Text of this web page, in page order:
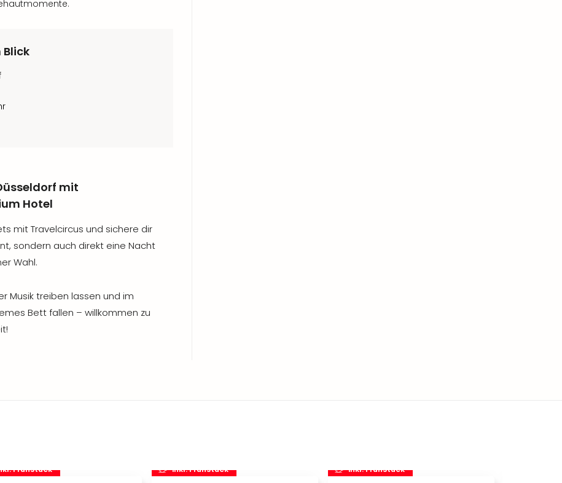
mit
Hotel
mit Travelcircus und sichere dir
sondern auch direkt eine Nacht
Wahl.
Musik treiben lassen und im
Bett fallen – willkommen zu
Frühstück inkl. Frühstück inkl. Frühstück